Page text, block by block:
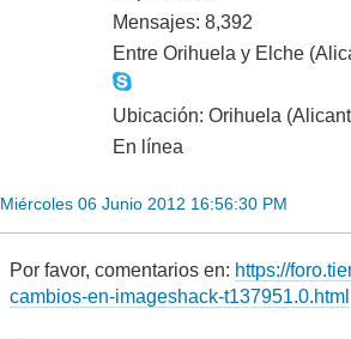
Mensajes: 8,392
Entre Orihuela y Elche
Ubicación: Orihuela
En línea
Miércoles 06 Junio 2012 16:56:30 PM
Por favor, comentarios en: https://
cambios-en-imageshack-t137951.0.html